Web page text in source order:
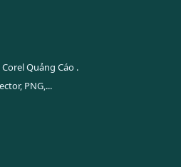
Quảng Cáo .
PNG,...